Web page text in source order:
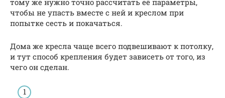
тому же нужно точно рассчитать её параметры,
чтобы не упасть вместе с ней и креслом при
попытке сесть и покачаться.
Дома же кресла чаще всего подвешивают к потолку,
и тут способ крепления будет зависеть от того, из
чего он сделан.